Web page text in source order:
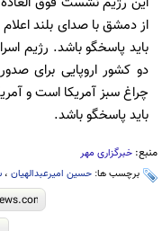
از دمشق با صدای بلند
باید پاسخگو باشد. رژیم
دو کشور اروپایی برای
چراغ سبز آمریکا است و
باید پاسخگو باشد.
منبع: خبرگزاری مهر
برچسب ها: حسین امیرعبدالهیان ،